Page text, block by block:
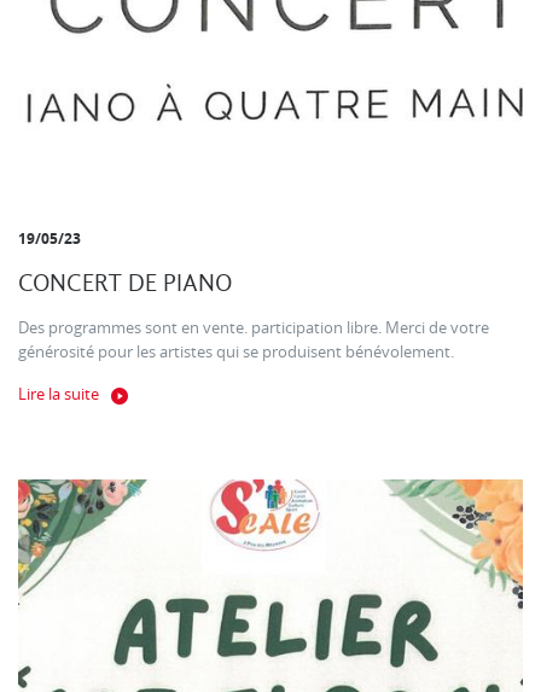
19/05/23
CONCERT DE PIANO
Des programmes sont en vente. participation libre. Merci de votre
générosité pour les artistes qui se produisent bénévolement.
Lire la suite